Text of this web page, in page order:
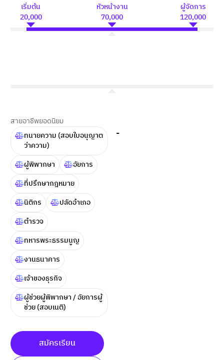
เริ่มต้น
20,000
หัวหน้างาน
70,000
ผู้จัดการ
120,000
สายอาชีพยอดนิยม
ทนายความ (สอบใบอนุญาต
ว่าความ)
ผู้พิพากษา
อัยการ
ที่ปรึกษากฎหมาย
นิติกร
ปลัดอำเภอ
ตำรวจ
ทหารพระธรรมนูญ
งานธนาคาร
เจ้าของธุรกิจ
ผู้ช่วยผู้พิพากษา / อัยการผู้
ช่วย (สอบเนติ)
-
สมัครเรียน